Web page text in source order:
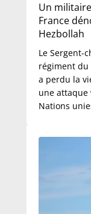
Un
France
Hezbollah
Le Sergent-
régiment
a perdu la
une attaque
Nations